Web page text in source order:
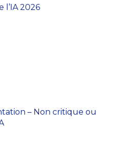
l’IA 2026
– Non critique ou